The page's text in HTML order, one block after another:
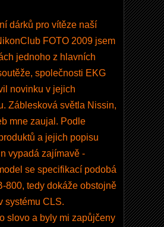
dárků pro vítěze naší
FOTO 2009 jsem
jednoho z hlavních
společnosti EKG
novinku v jejich
Záblesková světla Nissin,
mne zaujal. Podle
a jejich popisu
vypadá zajímavě -
se specifikací podobá
800, tedy dokáže obstojně
systému CLS.
slovo a byly mi zapůjčeny
5
0
D
-
k
r
a
b
i
c
e
J
a